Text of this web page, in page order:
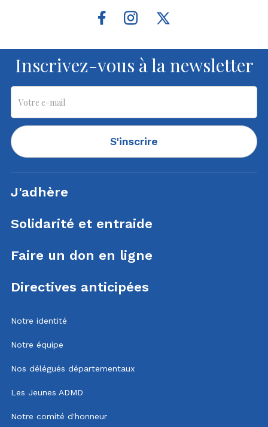
Inscrivez-vous à la newsletter
S'inscrire
J'adhère
Solidarité et entraide
Faire un don en ligne
Directives anticipées
Notre identité
Notre équipe
Nos délégués départementaux
Les Jeunes ADMD
Notre comité d'honneur